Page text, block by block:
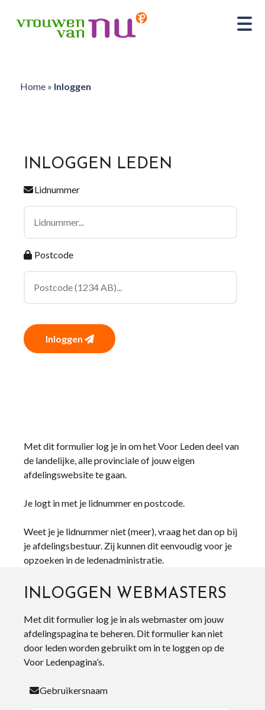
Home» Inloggen
INLOGGEN LEDEN
Lidnummer
Postcode
Inloggen
Met dit formulier log je in om het Voor Leden deel van
de landelijke, alle provinciale of jouw eigen
afdelingswebsite te gaan.
Je logt in met je lidnummer en postcode.
Weet je je lidnummer niet (meer), vraag het dan op bij
je afdelingsbestuur. Zij kunnen dit eenvoudig voor je
opzoeken in de ledenadministratie.
INLOGGEN WEBMASTERS
Met dit formulier log je in als webmaster om jouw
afdelingspagina te beheren. Dit formulier kan niet
door leden worden gebruikt om in te loggen op de
Voor Ledenpagina’s.
Gebruikersnaam